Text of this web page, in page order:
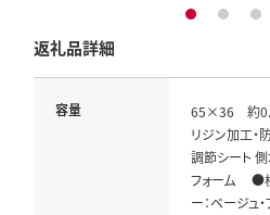
1 2 3
返礼品詳細
容量
65×36 約
リジン加工・
調節シート 側
フォーム ●
ー：ベージュ